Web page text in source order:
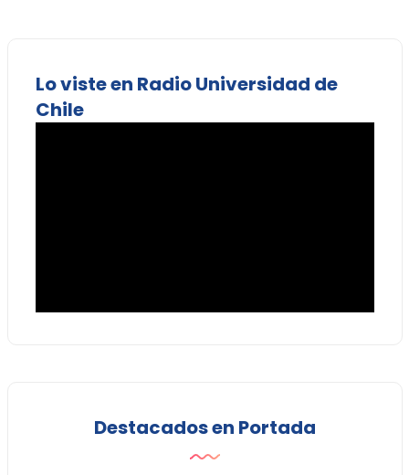
Lo viste en Radio Universidad de
Chile
Destacados en Portada